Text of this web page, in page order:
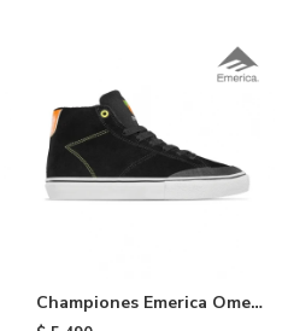
Championes Emerica Omen